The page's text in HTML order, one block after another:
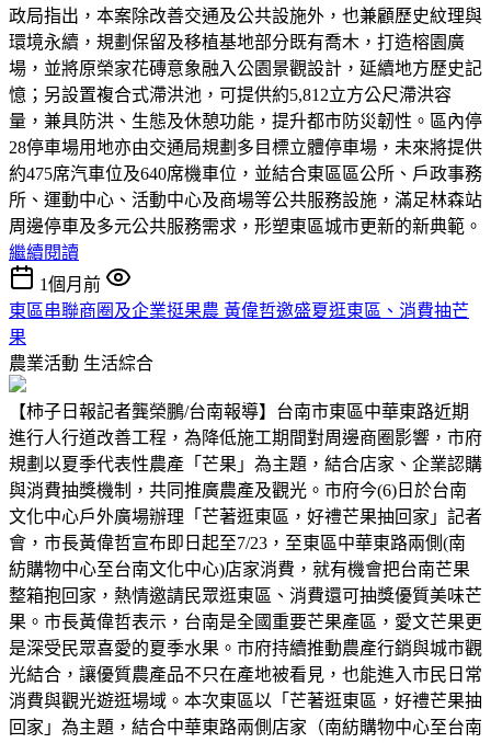
政局指出，本案除改善交通及公共設施外，也兼顧歷史紋理與
環境永續，規劃保留及移植基地部分既有喬木，打造榕園廣
場，並將原榮家花磚意象融入公園景觀設計，延續地方歷史記
憶；另設置複合式滯洪池，可提供約5,812立方公尺滯洪容
量，兼具防洪、生態及休憩功能，提升都市防災韌性。區內停
28停車場用地亦由交通局規劃多目標立體停車場，未來將提供
約475席汽車位及640席機車位，並結合東區區公所、戶政事務
所、運動中心、活動中心及商場等公共服務設施，滿足林森站
周邊停車及多元公共服務需求，形塑東區城市更新的新典範。
繼續閱讀
1個月前
東區串聯商圈及企業挺果農 黃偉哲邀盛夏逛東區、消費抽芒
果
農業活動 生活綜合
【柿子日報記者龔榮鵬/台南報導】台南市東區中華東路近期
進行人行道改善工程，為降低施工期間對周邊商圈影響，市府
規劃以夏季代表性農產「芒果」為主題，結合店家、企業認購
與消費抽獎機制，共同推廣農產及觀光。市府今(6)日於台南
文化中心戶外廣場辦理「芒著逛東區，好禮芒果抽回家」記者
會，市長黃偉哲宣布即日起至7/23，至東區中華東路兩側(南
紡購物中心至台南文化中心)店家消費，就有機會把台南芒果
整箱抱回家，熱情邀請民眾逛東區、消費還可抽獎優質美味芒
果。市長黃偉哲表示，台南是全國重要芒果產區，愛文芒果更
是深受民眾喜愛的夏季水果。市府持續推動農產行銷與城市觀
光結合，讓優質農產品不只在產地被看見，也能進入市民日常
消費與觀光遊逛場域。本次東區以「芒著逛東區，好禮芒果抽
回家」為主題，結合中華東路兩側店家（南紡購物中心至台南